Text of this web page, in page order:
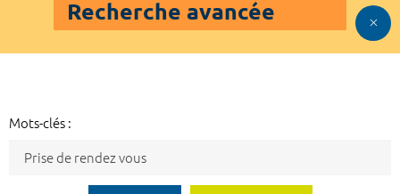
Recherche avancée
Mots-clés :